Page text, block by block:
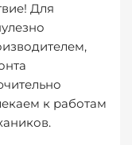
Для
к работам